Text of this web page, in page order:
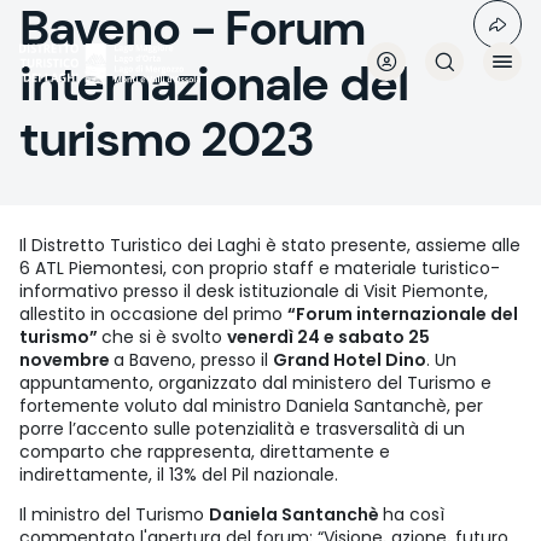
Aller
principal
Baveno - Forum
internazionale del
turismo 2023
Il Distretto Turistico dei Laghi è stato presente, assieme alle
6 ATL Piemontesi, con proprio staff e materiale turistico-
informativo presso il desk istituzionale di Visit Piemonte,
allestito in occasione del primo “Forum internazionale del
turismo” che si è svolto venerdì 24 e sabato 25
novembre a Baveno, presso il Grand Hotel Dino. Un
appuntamento, organizzato dal ministero del Turismo e
fortemente voluto dal ministro Daniela Santanchè, per
porre l’accento sulle potenzialità e trasversalità di un
comparto che rappresenta, direttamente e
indirettamente, il 13% del Pil nazionale.
Il ministro del Turismo Daniela Santanchè ha così